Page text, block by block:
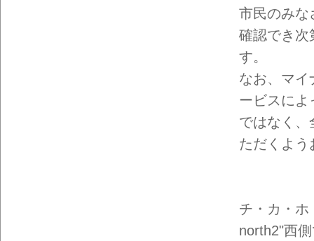
市民のみな
確認でき次
す。
なお、マイ
ービスによ
ではなく、
ただくよう
チ・カ・ホ
north2"西